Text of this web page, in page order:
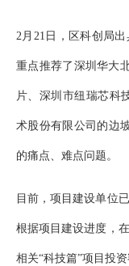
2月21日，区科创局
重点推荐了深圳华大
片、深圳市纽瑞芯科
术股份有限公司的边
的痛点、难点问题。
目前，项目建设单位
根据项目建设进度，
相关“科技篇”项目投资